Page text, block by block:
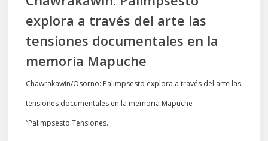
memoria
Mapuche
explora a través del arte las
tensiones documentales en la
memoria Mapuche
Chawrakawin/Osorno: Palimpsesto explora a través del arte las
tensiones documentales en la memoria Mapuche
“Palimpsesto:Tensiones…